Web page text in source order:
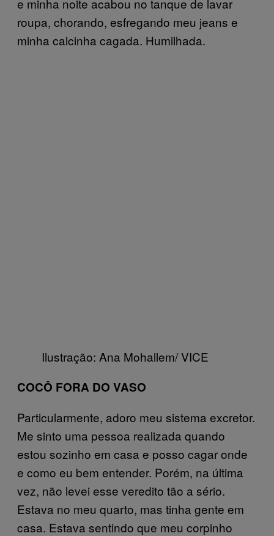
roupa, chorando, esfregando meu jeans e
minha calcinha cagada. Humilhada.
Ilustração: Ana Mohallem/ VICE
COCÔ FORA DO VASO
Particularmente, adoro meu sistema excretor.
Me sinto uma pessoa realizada quando
estou sozinho em casa e posso cagar onde
e como eu bem entender. Porém, na última
vez, não levei esse veredito tão a sério.
Estava no meu quarto, mas tinha gente em
casa. Estava sentindo que meu corpinho